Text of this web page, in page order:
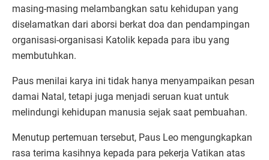
masing-masing melambangkan satu kehidupan yang
diselamatkan dari aborsi berkat doa dan pendampingan
organisasi-organisasi Katolik kepada para ibu yang
membutuhkan.
Paus menilai karya ini tidak hanya menyampaikan pesan
damai Natal, tetapi juga menjadi seruan kuat untuk
melindungi kehidupan manusia sejak saat pembuahan.
Menutup pertemuan tersebut, Paus Leo mengungkapkan
rasa terima kasihnya kepada para pekerja Vatikan atas